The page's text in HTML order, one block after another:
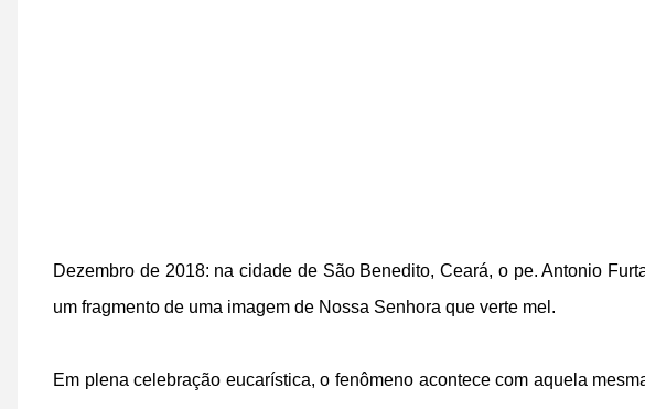
Dezembro de 2018: na cidade de São Benedito, Ceará, o pe. Antonio
um fragmento de uma imagem de Nossa Senhora que verte mel.
Em plena celebração eucarística, o fenômeno acontece com aquela